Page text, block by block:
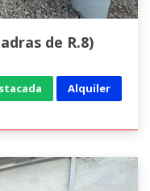
de R.8)
Alquiler